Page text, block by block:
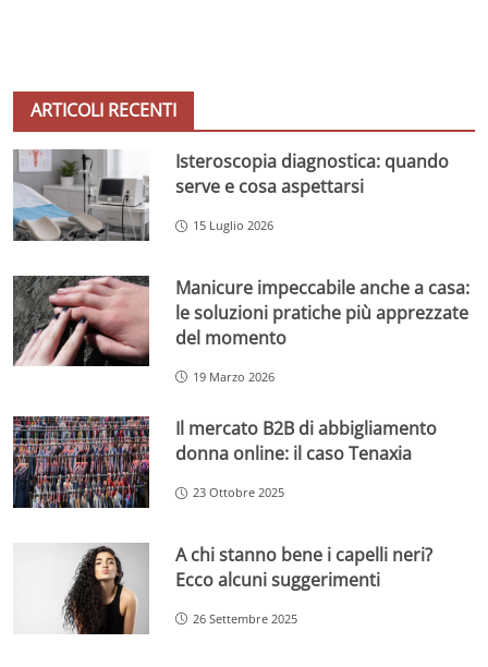
ARTICOLI RECENTI
Isteroscopia diagnostica: quando
serve e cosa aspettarsi
15 Luglio 2026
Manicure impeccabile anche a casa:
le soluzioni pratiche più apprezzate
del momento
19 Marzo 2026
Il mercato B2B di abbigliamento
donna online: il caso Tenaxia
23 Ottobre 2025
A chi stanno bene i capelli neri?
Ecco alcuni suggerimenti
26 Settembre 2025